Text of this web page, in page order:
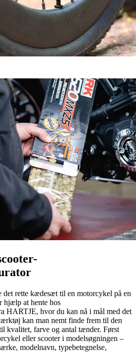
rette kædesæt til en motorcykel på en
hjælp at hente hos
HARTJE, hvor du kan nå i mål med det
kan man nemt finde frem til den
kvalitet, farve og antal tænder. Først
eller scooter i modelsøgningen –
modelnavn, typebetegnelse,